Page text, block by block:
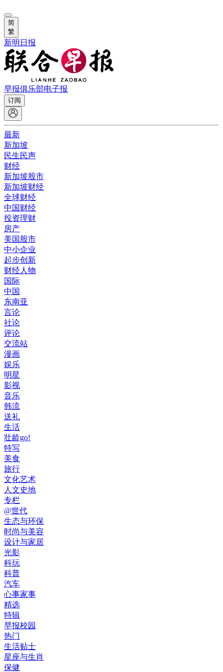
简
繁
新明日报
早报俱乐部电子报
订阅
最新
新加坡
民生民声
财经
新加坡股市
新加坡财经
全球财经
中国财经
投资理财
房产
美国股市
中小企业
起步创新
财经人物
国际
中国
东南亚
言论
社论
评论
交流站
漫画
娱乐
明星
影视
音乐
韩流
送礼
生活
壮龄go!
特写
美食
旅行
文化艺术
人文史地
专栏
@世代
生态与环保
时尚与美容
设计与家居
光影
科玩
科普
汽车
心事家事
精选
特辑
早报校园
热门
生活贴士
星座与生肖
保健